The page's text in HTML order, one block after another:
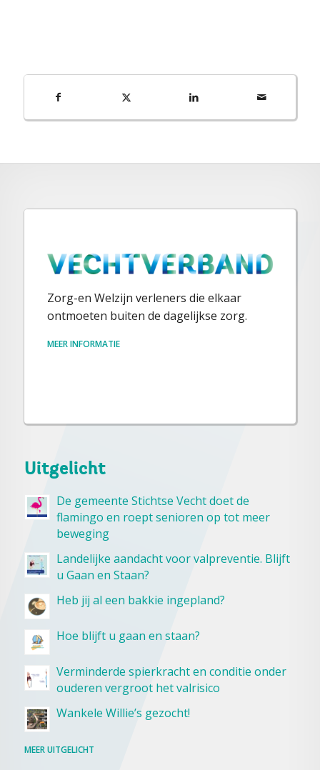
Zorg-en Welzijn verleners die elkaar
ontmoeten buiten de dagelijkse zorg.
MEER INFORMATIE
Uitgelicht
De gemeente Stichtse Vecht doet de
flamingo en roept senioren op tot meer
beweging
Landelijke aandacht voor valpreventie. Blijft
u Gaan en Staan?
Heb jij al een bakkie ingepland?
Hoe blijft u gaan en staan?
Verminderde spierkracht en conditie onder
ouderen vergroot het valrisico
Wankele Willie’s gezocht!
MEER UITGELICHT